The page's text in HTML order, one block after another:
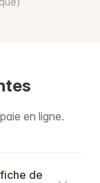
en ligne.
de